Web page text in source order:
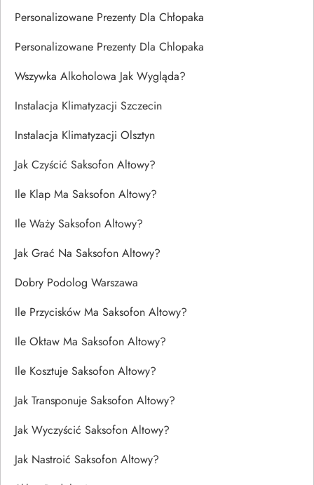
Personalizowane Prezenty Dla Chłopaka
Personalizowane Prezenty Dla Chlopaka
Wszywka Alkoholowa Jak Wygląda?
Instalacja Klimatyzacji Szczecin
Instalacja Klimatyzacji Olsztyn
Jak Czyścić Saksofon Altowy?
Ile Klap Ma Saksofon Altowy?
Ile Waży Saksofon Altowy?
Jak Grać Na Saksofon Altowy?
Dobry Podolog Warszawa
Ile Przycisków Ma Saksofon Altowy?
Ile Oktaw Ma Saksofon Altowy?
Ile Kosztuje Saksofon Altowy?
Jak Transponuje Saksofon Altowy?
Jak Wyczyścić Saksofon Altowy?
Jak Nastroić Saksofon Altowy?